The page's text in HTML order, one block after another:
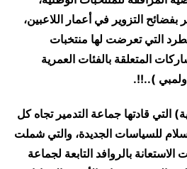
التزوير في أعمار اللاعبين،
التي تعرضت لها منتخبات
المتعلقة بالفئات العمرية
)..!!.
التي قادتها جماعة التدمير تجاه كل
للسياسات الجديدة، والتي شملت
الاستعانة بالروافد التابعة لجماعة